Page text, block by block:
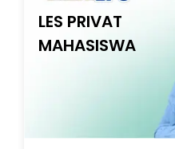
LES PRIVAT
MAHASISWA